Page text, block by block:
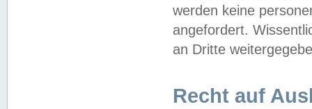
werden keine
angefordert.
an Dritte
Recht auf